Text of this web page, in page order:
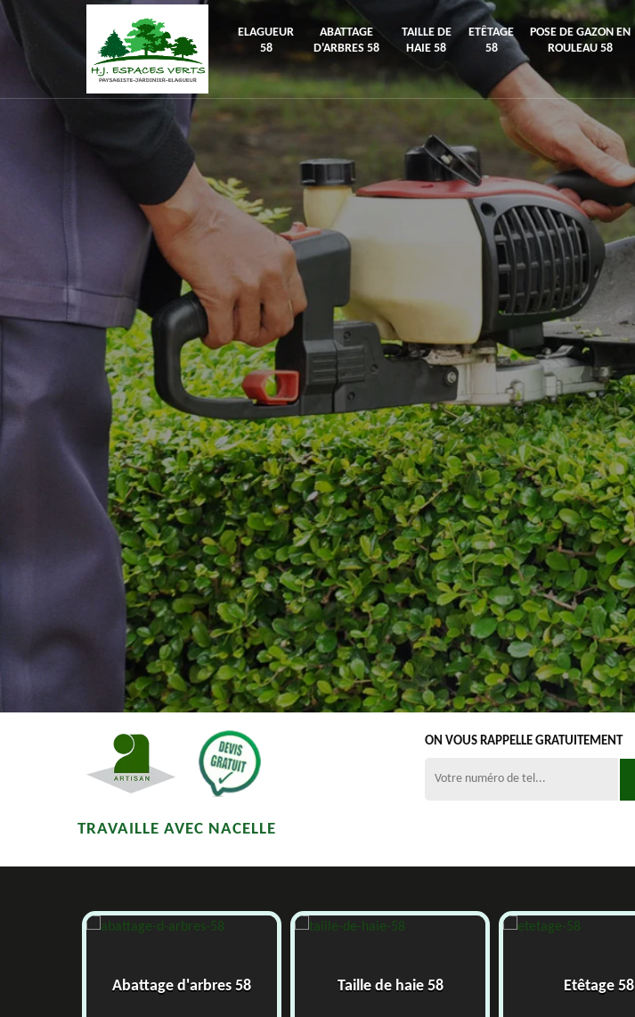
ELAGUEUR
58
ABATTAGE
D'ARBRES 58
TAILLE DE
HAIE 58
ETÊTAGE
58
POSE DE GAZON EN
ROULEAU 58
TRAVAILLE AVEC NACELLE
ON VOUS RAPPELLE GRATUITEMENT
Abattage d'arbres 58 Taille de haie 58 Etêtage 58